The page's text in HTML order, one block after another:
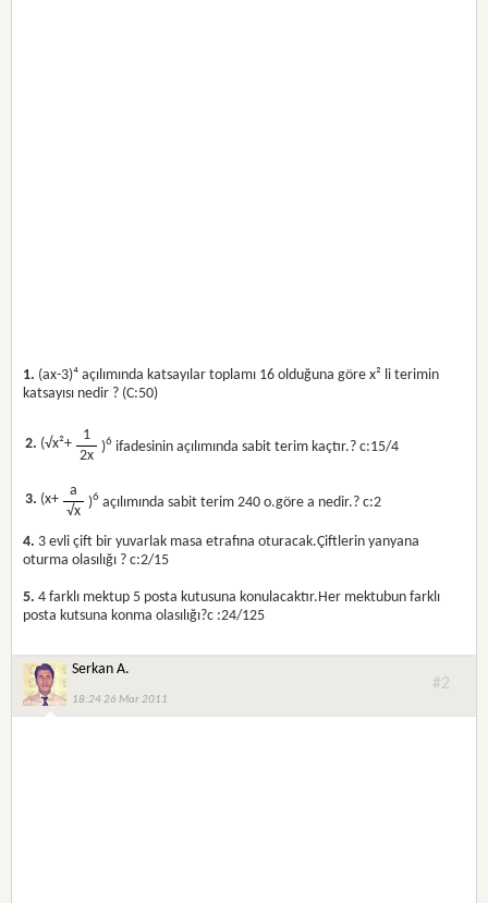
1. (ax-3)⁴ açılımında katsayılar toplamı 16 olduğuna göre x² li terimin
katsayısı nedir ? (C:50)
2. (√x²+
1
2x
)6 ifadesinin açılımında sabit terim kaçtır.? c:15/4
3. (x+
a
√x
)6 açılımında sabit terim 240 o.göre a nedir.? c:2
4. 3 evli çift bir yuvarlak masa etrafına oturacak.Çiftlerin yanyana
oturma olasılığı ? c:2/15
5. 4 farklı mektup 5 posta kutusuna konulacaktır.Her mektubun farklı
posta kutsuna konma olasılığı?c :24/125
Serkan A.
18:24 26 Mar 2011
#2